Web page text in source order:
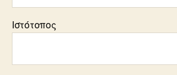
Ιστότοπος